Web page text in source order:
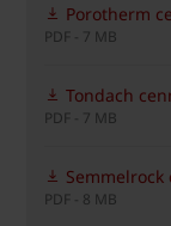
Porotherm
PDF - 7 MB
Tondach
PDF - 7 MB
Semmelrock
PDF - 8 MB